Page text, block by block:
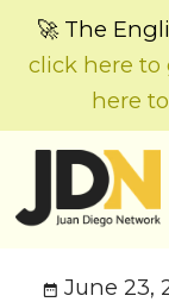
🚀 The
click here to
here
June 23,